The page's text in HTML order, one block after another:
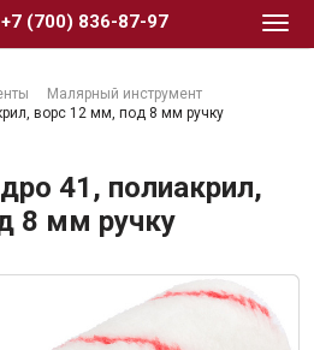
Малярный инструмент
ворс 12 мм, под 8 мм ручку
41, полиакрил,
8 мм ручку
+7 (700) 836-87-97